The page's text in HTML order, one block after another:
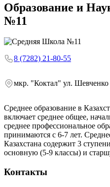
Образование и
№11
8 (7282) 21-80-55
мкр. "Коктал" ул. Шевченко
Среднее образование в
включает среднее общее,
среднее профессиональное
принимаются с 6-7 лет.
Казахстана содержит 3
основную (5-9 классы) и
Контакты